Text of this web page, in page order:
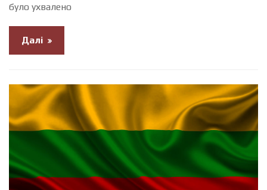
було ухвалено
Далі